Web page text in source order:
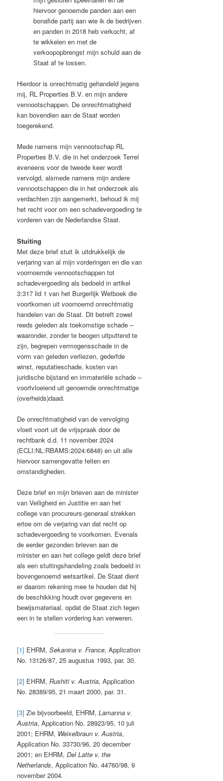
hiervoor genoemde panden aan een
bonafide partij aan wie ik de bedrijven
en panden in 2018 heb verkocht, af
te wikkelen en met de
verkoopopbrengst mijn schuld aan de
Staat af te lossen.
Hierdoor is onrechtmatig gehandeld jegens
mij, RL Properties B.V. en mijn andere
vennootschappen. De onrechtmatigheid
kan bovendien aan de Staat worden
toegerekend.
Mede namens mijn vennootschap RL
Properties B.V. die in het onderzoek Terrel
eveneens voor de tweede keer wordt
vervolgd, alsmede namens mijn andere
vennootschappen die in het onderzoek als
verdachten zijn aangemerkt, behoud ik mij
het recht voor om een schadevergoeding te
vorderen van de Nederlandse Staat.
Stuiting
Met deze brief stuit ik uitdrukkelijk de
verjaring van al mijn vorderingen en die van
voornoemde vennootschappen tot
schadevergoeding als bedoeld in artikel
3:317 lid 1 van het Burgerlijk Wetboek die
voortkomen uit voornoemd onrechtmatig
handelen van de Staat. Dit betreft zowel
reeds geleden als toekomstige schade –
waaronder, zonder te beogen uitputtend te
zijn, begrepen vermogensschade in de
vorm van geleden verliezen, gederfde
winst, reputatieschade, kosten van
juridische bijstand en immateriële schade –
voortvloeiend uit genoemde onrechtmatige
(overheids)daad.
De onrechtmatigheid van de vervolging
vloeit voort uit de vrijspraak door de
rechtbank d.d. 11 november 2024
(ECLI:NL:RBAMS:2024:6848) en uit alle
hiervoor samengevatte feiten en
omstandigheden.
Deze brief en mijn brieven aan de minister
van Veiligheid en Justitie en aan het
college van procureurs-generaal strekken
ertoe om de verjaring van dat recht op
schadevergoeding te voorkomen. Evenals
de eerder gezonden brieven aan de
minister en aan het college geldt deze brief
als een stuitingshandeling zoals bedoeld in
bovengenoemd wetsartikel. De Staat dient
er daarom rekening mee te houden dat hij
de beschikking houdt over gegevens en
bewijsmateriaal, opdat de Staat zich tegen
een in te stellen vordering kan verweren.
[1] EHRM, Sekanina v. France, Application
No. 13126/87, 25 augustus 1993, par. 30.
[2] EHRM, Rushiti v. Austria, Application
No. 28389/95, 21 maart 2000, par. 31.
[3] Zie bijvoorbeeld, EHRM,Lamanna v.
Austria, Application No. 28923/95, 10 juli
2001; EHRM, Weixelbraun v. Austria,
Application No. 33730/96, 20 december
2001; en EHRM,Del Latte v. the
Netherlands, Application No. 44760/98, 9
november 2004.